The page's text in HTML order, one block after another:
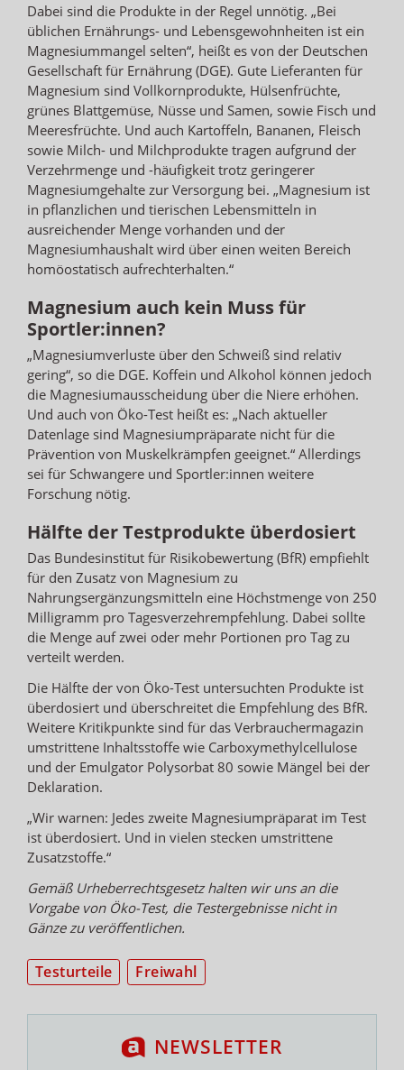
Dabei sind die Produkte in der Regel unnötig. „Bei
üblichen Ernährungs- und Lebensgewohnheiten ist ein
Magnesiummangel selten“, heißt es von der Deutschen
Gesellschaft für Ernährung (DGE). Gute Lieferanten für
Magnesium sind Vollkornprodukte, Hülsenfrüchte,
grünes Blattgemüse, Nüsse und Samen, sowie Fisch und
Meeresfrüchte. Und auch Kartoffeln, Bananen, Fleisch
sowie Milch- und Milchprodukte tragen aufgrund der
Verzehrmenge und -häufigkeit trotz geringerer
Magnesiumgehalte zur Versorgung bei. „Magnesium ist
in pflanzlichen und tierischen Lebensmitteln in
ausreichender Menge vorhanden und der
Magnesiumhaushalt wird über einen weiten Bereich
homöostatisch aufrechterhalten.“
Magnesium auch kein Muss für
Sportler:innen?
„Magnesiumverluste über den Schweiß sind relativ
gering“, so die DGE. Koffein und Alkohol können jedoch
die Magnesiumausscheidung über die Niere erhöhen.
Und auch von Öko-Test heißt es: „Nach aktueller
Datenlage sind Magnesiumpräparate nicht für die
Prävention von Muskelkrämpfen geeignet.“ Allerdings
sei für Schwangere und Sportler:innen weitere
Forschung nötig.
Hälfte der Testprodukte überdosiert
Das Bundesinstitut für Risikobewertung (BfR) empfiehlt
für den Zusatz von Magnesium zu
Nahrungsergänzungsmitteln eine Höchstmenge von 250
Milligramm pro Tagesverzehrempfehlung. Dabei sollte
die Menge auf zwei oder mehr Portionen pro Tag zu
verteilt werden.
Die Hälfte der von Öko-Test untersuchten Produkte ist
überdosiert und überschreitet die Empfehlung des BfR.
Weitere Kritikpunkte sind für das Verbrauchermagazin
umstrittene Inhaltsstoffe wie Carboxymethylcellulose
und der Emulgator Polysorbat 80 sowie Mängel bei der
Deklaration.
„Wir warnen: Jedes zweite Magnesiumpräparat im Test
ist überdosiert. Und in vielen stecken umstrittene
Zusatzstoffe.“
Gemäß Urheberrechtsgesetz halten wir uns an die
Vorgabe von Öko-Test, die Testergebnisse nicht in
Gänze zu veröffentlichen.
Testurteile Freiwahl
NEWSLETTER